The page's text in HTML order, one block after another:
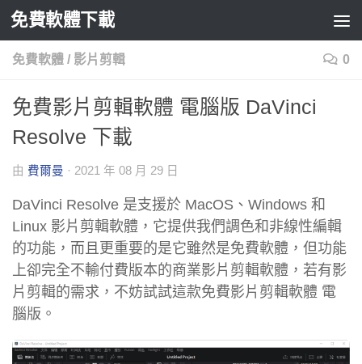
Skip to content
免費軟體下載
免費軟體 / 影片剪輯 0
免費影片剪輯軟體 電腦版 DaVinci
Resolve 下載
由 費爾曼 · 2021 年 08 月 29 日
DaVinci Resolve 是支援於 MacOS、Windows 和
Linux 影片剪輯軟體，它提供我們調色和非線性編輯
的功能，而且更重要的是它雖然是免費軟體，但功能
上卻完全不輸付費版本的商業影片剪輯軟體，若有影
片剪輯的需求，不妨試試這款免費影片剪輯軟體 電
腦版。